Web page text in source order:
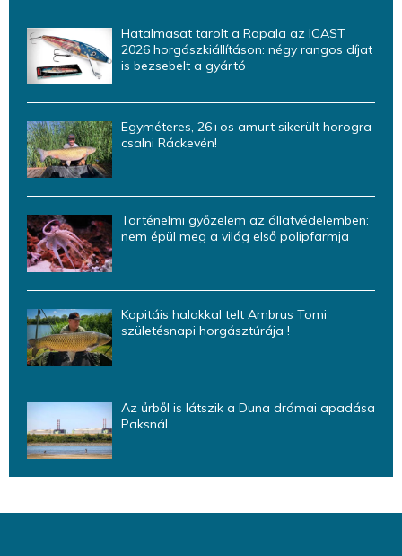
Hatalmasat tarolt a Rapala az ICAST
2026 horgászkiállításon: négy rangos díjat
is bezsebelt a gyártó
Egyméteres, 26+os amurt sikerült horogra
csalni Ráckevén!
Történelmi győzelem az állatvédelemben:
nem épül meg a világ első polipfarmja
Kapitáis halakkal telt Ambrus Tomi
születésnapi horgásztúrája !
Az űrből is látszik a Duna drámai apadása
Paksnál